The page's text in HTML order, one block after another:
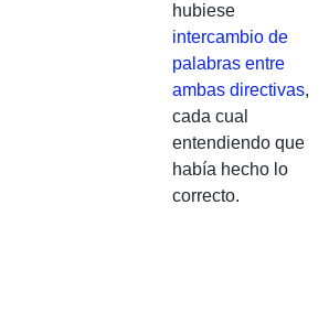
hubiese
intercambio de
palabras entre
ambas directivas,
cada cual
entendiendo que
había hecho lo
correcto.